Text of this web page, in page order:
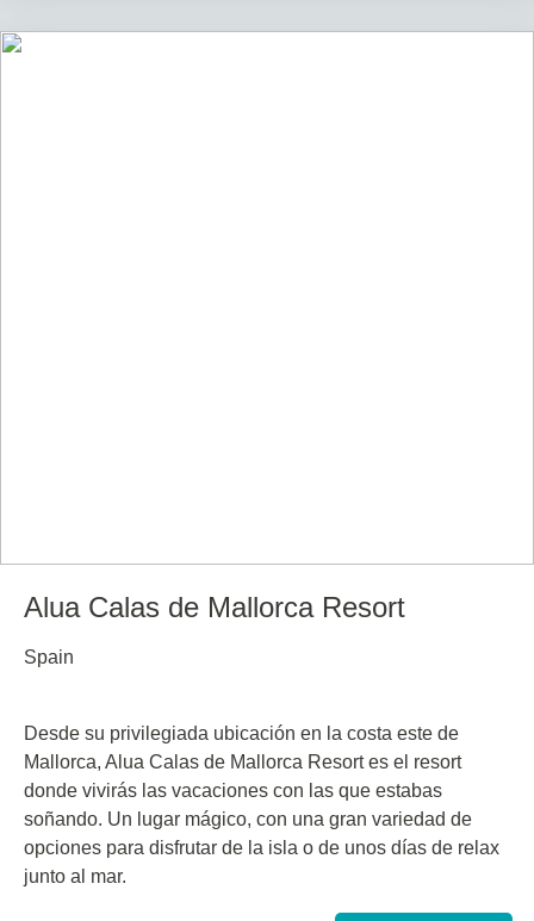
Alua Calas de Mallorca Resort
Spain
Desde su privilegiada ubicación en la costa este de
Mallorca, Alua Calas de Mallorca Resort es el resort
donde vivirás las vacaciones con las que estabas
soñando. Un lugar mágico, con una gran variedad de
opciones para disfrutar de la isla o de unos días de relax
junto al mar.